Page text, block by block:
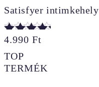
Satisfyer intimkehely
Értékelés:
5.00
/ 5
4.990 Ft
TOP
TERMÉK